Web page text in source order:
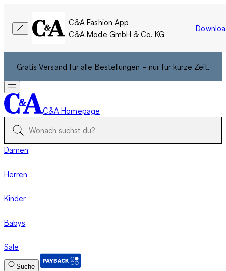
C&A Fashion App
C&A Mode GmbH & Co. KG
Gratis Versand für alle Bestellungen – nur für kurze Zeit.
C&A Homepage
Damen
Herren
Kinder
Babys
Sale
Suche